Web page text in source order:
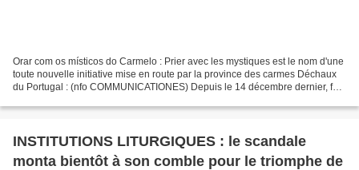
Orar com os místicos do Carmelo : Prier avec les mystiques est le nom d'une
toute nouvelle initiative mise en route par la province des carmes Déchaux
du Portugal : (nfo COMMUNICATIONES) Depuis le 14 décembre dernier, fête
INSTITUTIONS LITURGIQUES : le scandale
monta bientôt à son comble pour le triomphe de